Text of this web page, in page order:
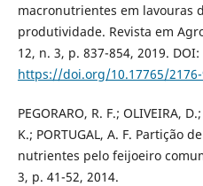
macronutrientes em lavouras
produtividade. Revista em
12, n. 3, p. 837-854, 2019. DOI:
https://doi.org/10.17765/
PEGORARO, R. F.; OLIVEIRA,
K.; PORTUGAL, A. F. Partição
nutrientes pelo feijoeiro
3, p. 41-52, 2014.